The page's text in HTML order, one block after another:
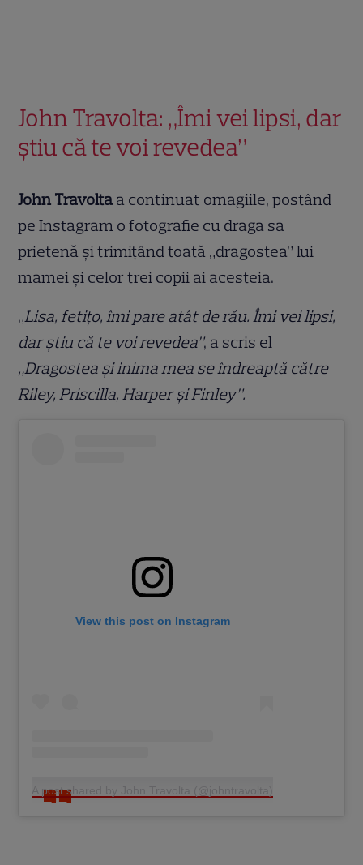
John Travolta: „Îmi vei lipsi, dar
știu că te voi revedea”
John Travolta a continuat omagiile, postând
pe Instagram o fotografie cu draga sa
prietenă și trimițând toată „dragostea” lui
mamei și celor trei copii ai acesteia.
„Lisa, fetițo, îmi pare atât de rău. Îmi vei lipsi,
dar știu că te voi revedea”, a scris el
„Dragostea și inima mea se îndreaptă către
Riley, Priscilla, Harper și Finley”.
View this post on Instagram
A post shared by John Travolta (@johntravolta)